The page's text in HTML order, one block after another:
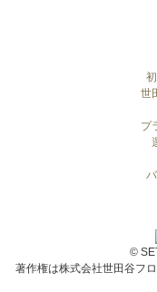
世
プ
©
著作権は株式会社世田谷フ